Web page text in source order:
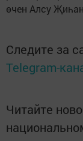
өчен Алсу
Следите за
Telegram-
Читайте